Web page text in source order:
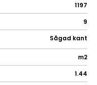
1197
9
Sågad kant
m2
1.44